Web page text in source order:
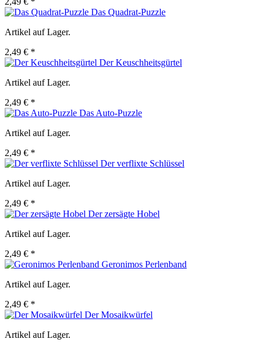
Das Quadrat-Puzzle
Artikel auf Lager.
2,49 € *
Der Keuschheitsgürtel
Artikel auf Lager.
2,49 € *
Das Auto-Puzzle
Artikel auf Lager.
2,49 € *
Der verflixte Schlüssel
Artikel auf Lager.
2,49 € *
Der zersägte Hobel
Artikel auf Lager.
2,49 € *
Geronimos Perlenband
Artikel auf Lager.
2,49 € *
Der Mosaikwürfel
Artikel auf Lager.